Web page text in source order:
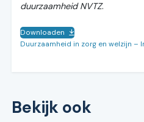
duurzaamheid NVTZ.
Duurzaamheid in zorg en welzijn –
Downloaden
Bekijk ook